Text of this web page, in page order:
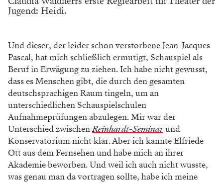
Jugend: Heidi.
Und dieser, der leider schon verstorbene Jean-Jacques
Pascal, hat mich schließlich ermutigt, Schauspiel als
Beruf in Erwägung zu ziehen. Ich habe nicht gewusst,
dass es Menschen gibt, die durch den gesamten
deutschsprachigen Raum tingeln, um an
unterschiedlichen Schauspielschulen
Aufnahmeprüfungen abzulegen. Mir war der
Unterschied zwischenReinhardt-Seminarund
Konservatorium nicht klar. Aber ich kannte Elfriede
Ott aus dem Fernsehen und habe mich an ihrer
Akademie beworben. Und weil ich auch nicht wusste,
was genau man da vortragen sollte, habe ich meine